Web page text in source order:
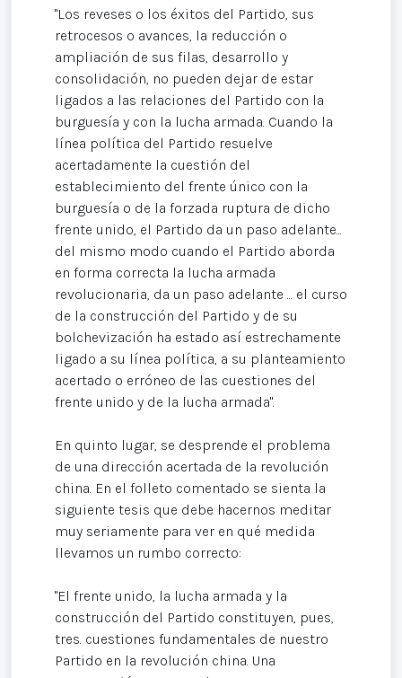
"Los reveses o los éxitos del Partido, sus
retrocesos o avances, la reducción o
ampliación de sus filas, desarrollo y
consolidación, no pueden dejar de estar
ligados a las relaciones del Partido con la
burguesía y con la lucha armada. Cuando la
línea política del Partido resuelve
acertadamente la cuestión del
establecimiento del frente único con la
burguesía o de la forzada ruptura de dicho
frente unido, el Partido da un paso adelante...
del mismo modo cuando el Partido aborda
en forma correcta la lucha armada
revolucionaria, da un paso adelante ... el curso
de la construcción del Partido y de su
bolchevización ha estado así estrechamente
ligado a su línea política, a su planteamiento
acertado o erróneo de las cuestiones del
frente unido y de la lucha armada".
En quinto lugar, se desprende el problema
de una dirección acertada de la revolución
china. En el folleto comentado se sienta la
siguiente tesis que debe hacernos meditar
muy seriamente para ver en qué medida
llevamos un rumbo correcto:
"El frente unido, la lucha armada y la
construcción del Partido constituyen, pues,
tres. cuestiones fundamentales de nuestro
Partido en la revolución china. Una